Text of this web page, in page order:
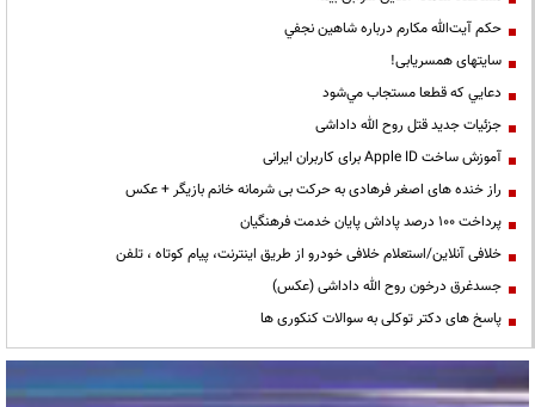
حكم آيت‌الله مكارم درباره شاهين نجفي
سایتهای همسریابی!
دعايي كه قطعا مستجاب مي‌شود
جزئیات جدید قتل روح الله داداشی
آموزش ساخت Apple ID برای کاربران ایرانی
راز خنده های اصغر فرهادی به حرکت بی شرمانه خانم بازیگر + عکس
پرداخت ۱۰۰ درصد پاداش پایان خدمت فرهنگیان
خلافی آنلاین/استعلام خلافی خودرو از طریق اینترنت، پیام کوتاه ، تلفن
جسدغرق درخون روح الله داداشی (عکس)
پاسخ های دکتر توکلی به سوالات کنکوری ها